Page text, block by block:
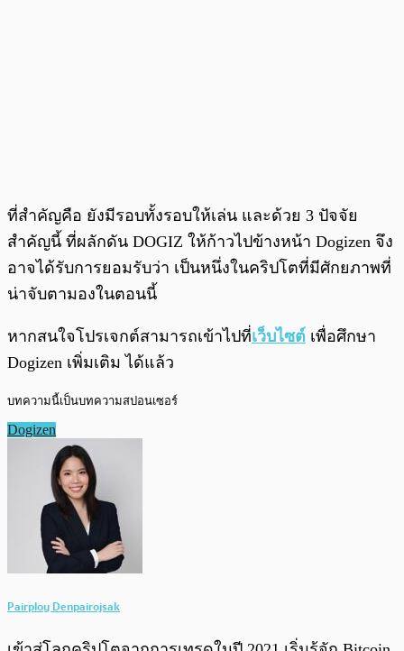
ที่สำคัญคือ ยังมีรอบทั้งรอบให้เล่น และด้วย 3 ปัจจัย
สำคัญนี้ ที่ผลักดัน DOGIZ ให้ก้าวไปข้างหน้า Dogizen จึง
อาจได้รับการยอมรับว่า เป็นหนึ่งในคริปโตที่มีศักยภาพที่
น่าจับตามองในตอนนี้
หากสนใจโปรเจกต์สามารถเข้าไปที่เว็บไซต์ เพื่อศึกษา
Dogizen เพิ่มเติม ได้แล้ว
บทความนี้เป็นบทความสปอนเซอร์
Dogizen
Pairploy Denpairojsak